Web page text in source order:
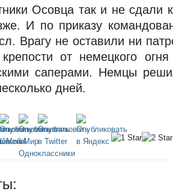
Осовца так и не сдали
И по приказу
Врагу не оставили ни
от немецкого
саперами. Немцы
дней.